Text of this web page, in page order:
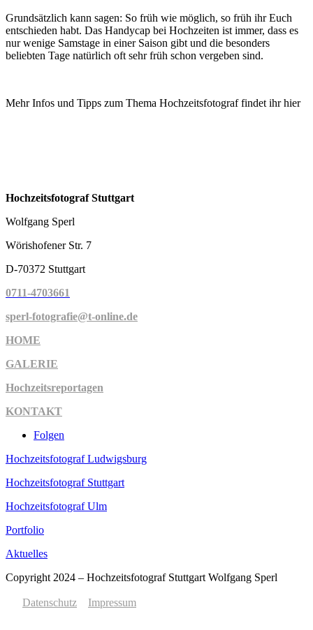
Grundsätzlich kann sagen: So früh wie möglich, so früh ihr Euch
entschieden habt. Das Handycap bei Hochzeiten ist immer, dass es
nur wenige Samstage in einer Saison gibt und die besonders
beliebten Tage natürlich oft sehr früh schon vergeben sind.
Mehr Infos und Tipps zum Thema Hochzeitsfotograf findet ihr hier
Hochzeitsfotograf Stuttgart
Wolfgang Sperl
Wörishofener Str. 7
D-70372 Stuttgart
0711-4703661
sperl-fotografie@t-online.de
HOME
GALERIE
Hochzeitsreportagen
KONTAKT
Folgen
Hochzeitsfotograf Ludwigsburg
Hochzeitsfotograf Stuttgart
Hochzeitsfotograf Ulm
Portfolio
Aktuelles
Copyright 2024 – Hochzeitsfotograf Stuttgart Wolfgang Sperl
Datenschutz Impressum